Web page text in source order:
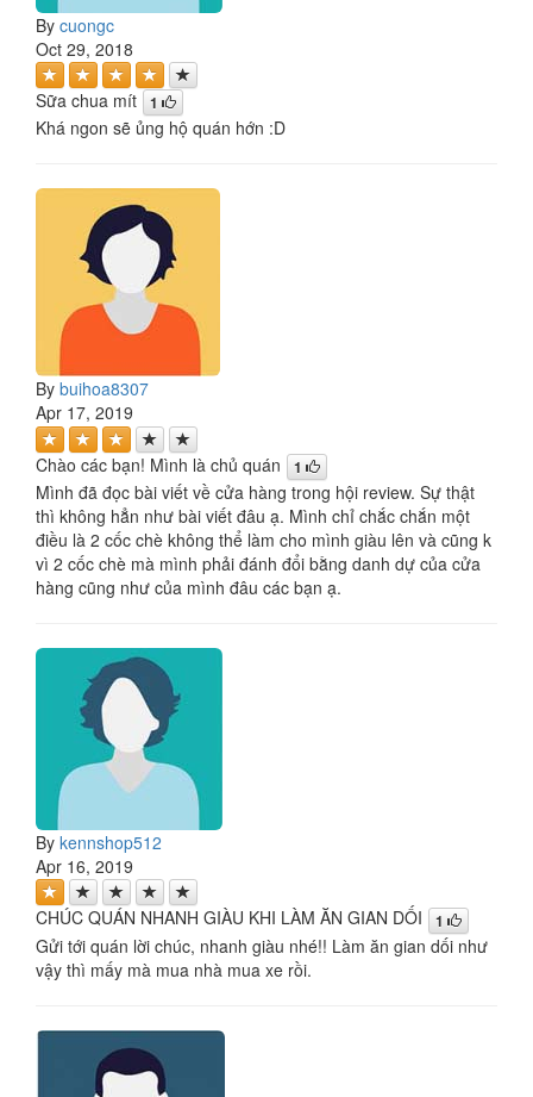
By cuongc
Oct 29, 2018
Sữa chua mít 1
Khá ngon sẽ ủng hộ quán hớn :D
By buihoa8307
Apr 17, 2019
Chào các bạn! Mình là chủ quán 1
Mình đã đọc bài viết về cửa hàng trong hội review. Sự thật
thì không hẳn như bài viết đâu ạ. Mình chỉ chắc chắn một
điều là 2 cốc chè không thể làm cho mình giàu lên và cũng k
vì 2 cốc chè mà mình phải đánh đổi bằng danh dự của cửa
hàng cũng như của mình đâu các bạn ạ.
By kennshop512
Apr 16, 2019
CHÚC QUÁN NHANH GIÀU KHI LÀM ĂN GIAN DỐI 1
Gửi tới quán lời chúc, nhanh giàu nhé!! Làm ăn gian dối như
vậy thì mấy mà mua nhà mua xe rồi.